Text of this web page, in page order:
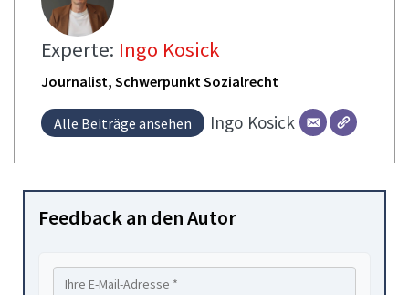
Experte: Ingo Kosick
Journalist, Schwerpunkt Sozialrecht
Alle Beiträge ansehen Ingo Kosick
Feedback an den Autor